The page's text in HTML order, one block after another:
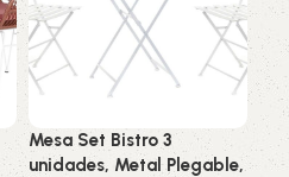
Mesa Set Bistro 3
unidades, Metal Plegable,